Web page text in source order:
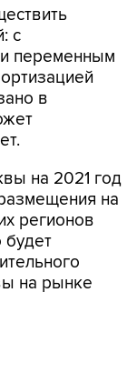
с
переменным
в
на 2021 год
на
регионов
будет
на рынке